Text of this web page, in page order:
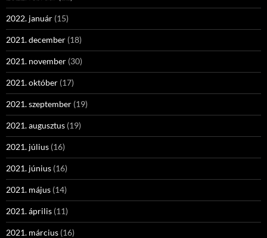
2022. január (15)
2021. december (18)
2021. november (30)
2021. október (17)
2021. szeptember (19)
2021. augusztus (19)
2021. július (16)
2021. június (16)
2021. május (14)
2021. április (11)
2021. március (16)